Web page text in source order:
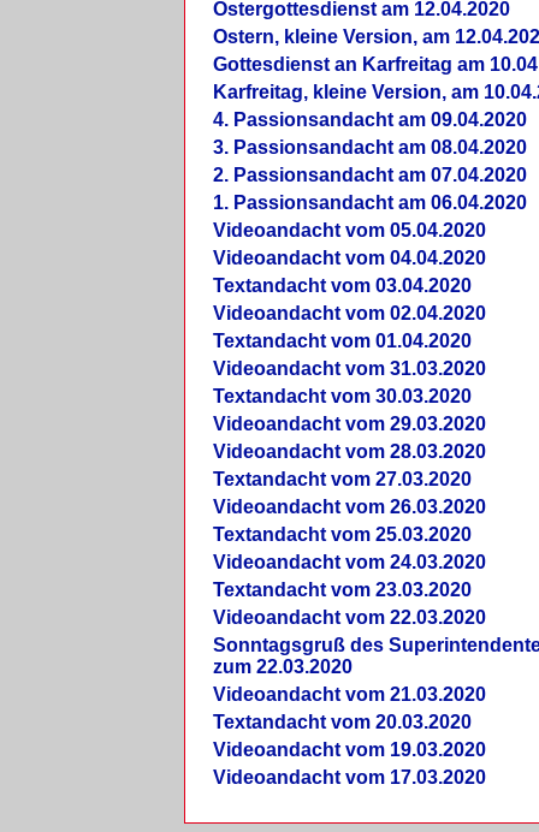
Ostergottesdienst am 12.04.2020
Ostern, kleine Version, am
Gottesdienst an Karfreitag am
Karfreitag, kleine Version, am
4. Passionsandacht am 09.04.2020
3. Passionsandacht am 08.04.2020
2. Passionsandacht am 07.04.2020
1. Passionsandacht am 06.04.2020
Videoandacht vom 05.04.2020
Videoandacht vom 04.04.2020
Textandacht vom 03.04.2020
Videoandacht vom 02.04.2020
Textandacht vom 01.04.2020
Videoandacht vom 31.03.2020
Textandacht vom 30.03.2020
Videoandacht vom 29.03.2020
Videoandacht vom 28.03.2020
Textandacht vom 27.03.2020
Videoandacht vom 26.03.2020
Textandacht vom 25.03.2020
Videoandacht vom 24.03.2020
Textandacht vom 23.03.2020
Videoandacht vom 22.03.2020
Sonntagsgruß des
zum 22.03.2020
Videoandacht vom 21.03.2020
Textandacht vom 20.03.2020
Videoandacht vom 19.03.2020
Videoandacht vom 17.03.2020